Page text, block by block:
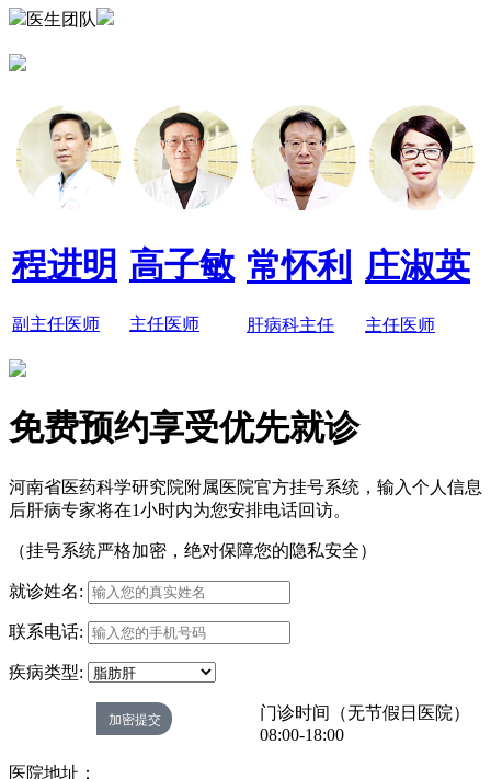
医生团队
程进明
副主任医师
高子敏
主任医师
常怀利
肝病科主任
庄淑英
主任医师
免费预约享受优先就诊
河南省医药科学研究院附属医院官方挂号系统，输入个人信息
后肝病专家将在1小时内为您安排电话回访。
（挂号系统严格加密，绝对保障您的隐私安全）
就诊姓名:
联系电话:
疾病类型:
门诊时间（无节假日医院）
08:00-18:00
医院地址：